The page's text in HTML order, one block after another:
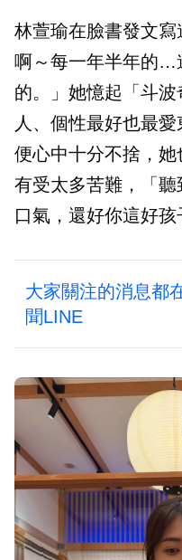
林萱瑜在臉書發文寫
啊～每一年半年的…
的。」她憶起「斗
人、個性最好也最
便心中十分不捨，她
有受太多苦難，「
口氣，還好你這好孩
大家關注的消息都
聞LINE